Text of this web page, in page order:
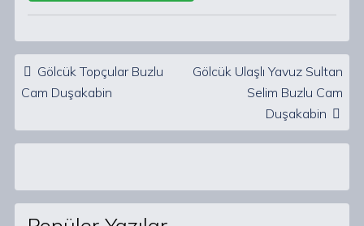
Post navigation
Gölcük Topçular Buzlu
Cam Duşakabin
Gölcük Ulaşlı Yavuz Sultan
Selim Buzlu Cam
Duşakabin